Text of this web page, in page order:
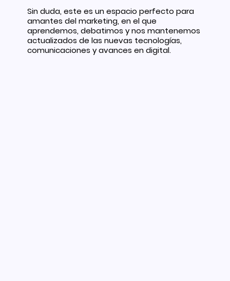
Sin duda, este es un espacio perfecto para
amantes del marketing, en el que
aprendemos, debatimos y nos mantenemos
actualizados de las nuevas tecnologías,
comunicaciones y avances en digital.